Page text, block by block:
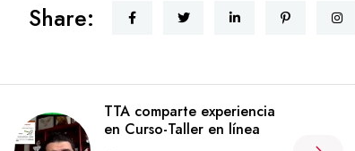
Share:
TTA comparte experiencia
en Curso-Taller en línea